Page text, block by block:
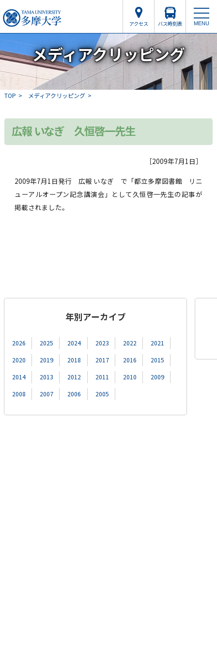
アクセス バス時刻表 MENU
メディアクリッピング
TOP メディアクリッピング
広報 いなぎ 久恒啓一先生
［2009年7月1日］
2009年7月1日発行 広報 いなぎ で「都立多摩図書館 リニ
ューアルオープン記念講演会」として久恒啓一先生の記事が
掲載されました。
年別アーカイブ
2026 2025 2024 2023 2022
2021
2020
2019 2018 2017 2016
2015
2014
2013 2012 2011 2010
2009
2008
2007 2006 2005